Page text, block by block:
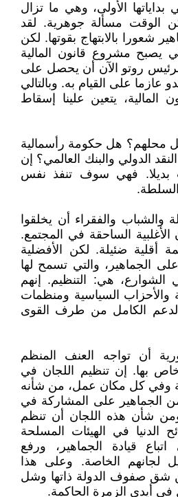
بداياتها الأولى، وهي ما تزال
الوقت مسألة جوهرية. لقد
شعورا بالابتهاج بقوتها. لكن
يصبح مشروع قانون المالية
الرئيس روتو الآن أن يحصل على
عازما على القيام به. وبالتالي
يتعين علينا إسقاط
محلهم؟ هل حكومة رأسمالية
الدولي والبنك العالمي؟ إن
بديلا. فهي سوف تنفذ نفس
والشباب والفقراء أن يخلقوا
الساحقة في المجتمع.
أقلية ضئيلة. لكن الأفضلية
الجماهير، والتي تسمح لها
الشوارع، هي: التنظيم. إنهم
السياسية ومنظمات
الدعم الكامل من طرف القوى
أن تواجه العنف المنظم
خاص بها. إن تنظيم اللجان في
كل مكان عمل، من شأنه
الجماهير على المشاركة في
شأن هذه اللجان أن تنظم
الدنيا في الهيئات المسلحة
قيادة الجماهير، ورفع
لجانهم الخاصة. وعلى هذا
شق صفوف الدولة ذاتها وشل
في أيدي الزمرة الحاكمة.